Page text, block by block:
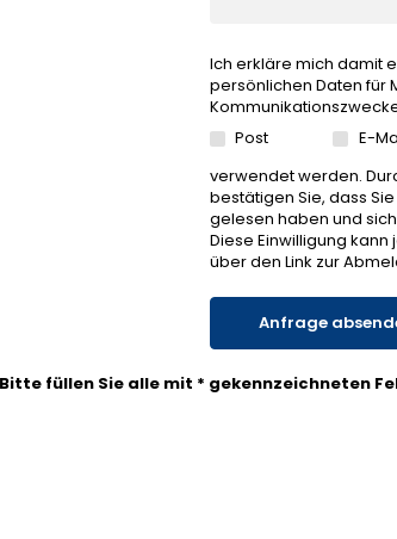
Ich erkläre mich damit
persönlichen Daten für
Post
E-
verwendet werden.
bestätigen Sie, dass
gelesen haben und
Diese Einwilligung
über den Link zur
Anfrage
Bitte füllen Sie alle mit * gekennzeichneten